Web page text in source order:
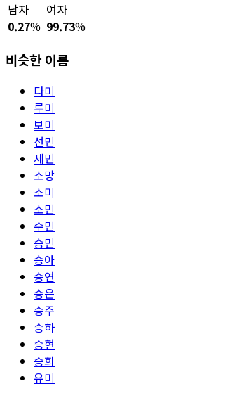
남자
0.27%
여자
99.73%
비슷한 이름
다미
루미
보미
선민
세민
소망
소미
소민
수민
승민
승아
승연
승은
승주
승하
승현
승희
유미